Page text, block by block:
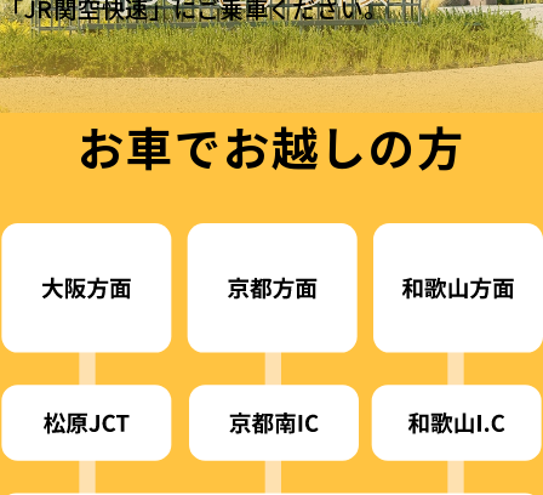
「JR関空快速」にご乗車ください。
お車でお越しの方